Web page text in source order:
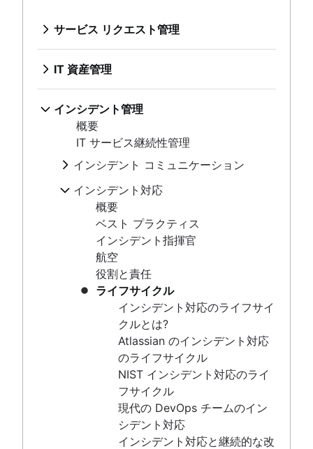
ヘルプ デスク
サービス デスクとヘルプ デスク、およびITSM
DevOps のアプローチで IT サポートを実行する方法
対話型チケット
メール サポートからの移行
サービス カタログ
仮想エージェントとは
IT サポート
IT チケット管理システム
Service request process
IT と ソフトウェア資産管理のベストプラクティス
資産追跡
ハードウェア資産管理
資産管理ライフサイクル
概要
インシデント コミュニケーション
ワークショップ
インシデント対応
概要
ベスト プラクティス
インシデント指揮官
役割と責任
ライフサイクル
インシデント対応のライフサイクルとは?
Atlassian のインシデント対応のライフサイク
NIST インシデント対応のライフサイクル
現代の DevOps チームのインシデント対応
インシデント対応と継続的な改善
プレイブック
IT サポート レベル
オンコール スケジュール
オンコール手当て
アラートによる疲弊
オンコールの改善
エスカレーション パス テンプレート
サービス リクエスト管理
概要
サービス デスク構築のベスト プラクテ
ィス
SLA: 何を、なぜ、どのように
最初の連絡での解決が重要な理由
ヘルプ デスク
サービス デスクとヘルプ デスク、およ
DevOps のアプローチで IT サポートを
実行する方法
対話型チケット
Jira Service Management のカスタマ
イズ
メール サポートからの移行
サービス カタログ
仮想エージェントとは
IT サポート
IT サービス ポータル
IT チケット管理システム
Service request process
IT 資産管理
概要
構成管理データベース
構成管理と資産管理の比較
IT と ソフトウェア資産管理のベストプ
ラクティス
資産追跡
ハードウェア資産管理
資産管理ライフサイクル
インシデント管理
概要
IT サービス継続性管理
インシデント コミュニケーション
テンプレート
ワークショップ
インシデント対応
概要
ベスト プラクティス
インシデント指揮官
航空
役割と責任
ライフサイクル
インシデント対応のライフサイ
クルとは?
Atlassian のインシデント対応
のライフサイクル
NIST インシデント対応のライ
フサイクル
現代の DevOps チームのイン
シデント対応
インシデント対応と継続的な改